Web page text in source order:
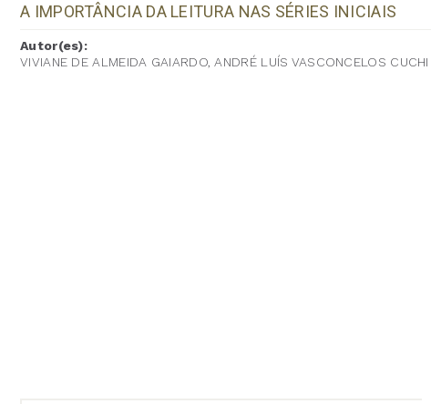
A IMPORTÂNCIA DA LEITURA NAS SÉRIES INICIAIS
Autor(es):
VIVIANE DE ALMEIDA GAIARDO, ANDRÉ LUÍS VASCONCELOS CUCHI